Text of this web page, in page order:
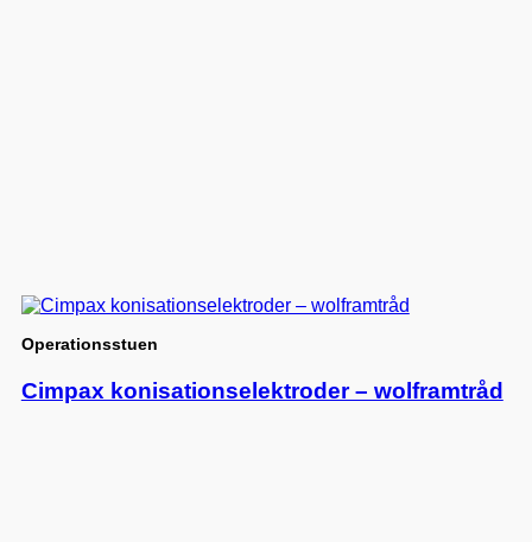
Operationsstuen
Cimpax konisationselektroder – wolframtråd